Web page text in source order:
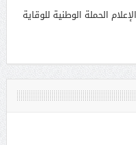
الحملة الوطنية للوقاية